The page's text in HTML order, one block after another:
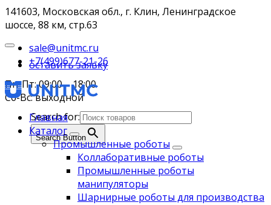
141603, Московская обл., г. Клин, Ленинградское
шоссе, 88 км, стр.63
sale@unitmc.ru
+7(499)677-21-26
Пн-Пт: 09:00 – 18:00
Сб-Вс: выходной
Search for:
Search Button
оставить заявку
Главная
Каталог
Промышленные роботы
Коллаборативные роботы
Промышленные роботы
манипуляторы
Шарнирные роботы для производства